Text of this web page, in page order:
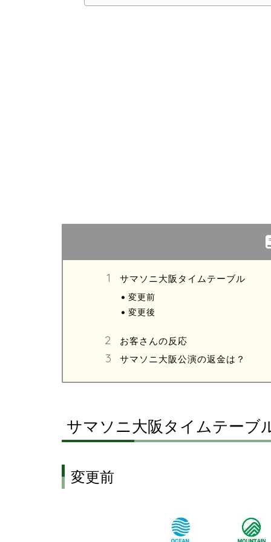
サマソニ大阪タイムテーブル
変更前
変更後
お客さんの反応
サマソニ大阪公演の返金は？
サマソニ大阪タイムテーブ
変更前